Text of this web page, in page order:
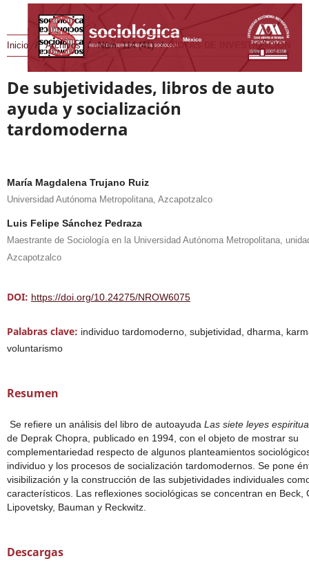
Inicio / Archivos / Núm. 114 (41) / NOTAS DE INVESTIGACIÓN
De subjetividades, libros de auto
ayuda y socialización
tardomoderna
María Magdalena Trujano Ruiz
Universidad Autónoma Metropolitana, Azcapotzalco
Luis Felipe Sánchez Pedraza
Maestrante de Sociología en la Universidad Autónoma Metropolitana,
Azcapotzalco
DOI: https://doi.org/10.24275/NROW6075
Palabras clave: individuo tardomoderno, subjetividad, dharma,
voluntarismo
Resumen
Se refiere un análisis del libro de autoayuda Las siete leyes
de Deprak Chopra, publicado en 1994, con el objeto de mostrar su
complementariedad respecto de algunos planteamientos
individuo y los procesos de socialización tardomodernos. Se pone
visibilización y la construcción de las subjetividades individuales
característicos. Las reflexiones sociológicas se concentran en Beck,
Lipovetsky, Bauman y Reckwitz.
Descargas